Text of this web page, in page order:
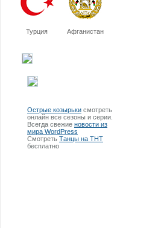
Турция Афганистан
Острые козырьки смотреть
онлайн все сезоны и серии.
Всегда свежие новости из
мира WordPress
Смотреть Танцы на ТНТ
бесплатно